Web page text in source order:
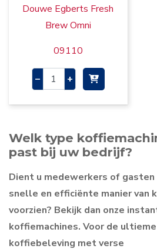
Douwe Egberts Fresh
Brew Omni
09110
– +
Welk type
past bij uw bedrijf?
Dient u medewerkers of gasten
snelle en efficiënte manier van
voorzien? Bekijk dan onze
koffiemachines. Voor de ultieme
koffiebeleving met verse